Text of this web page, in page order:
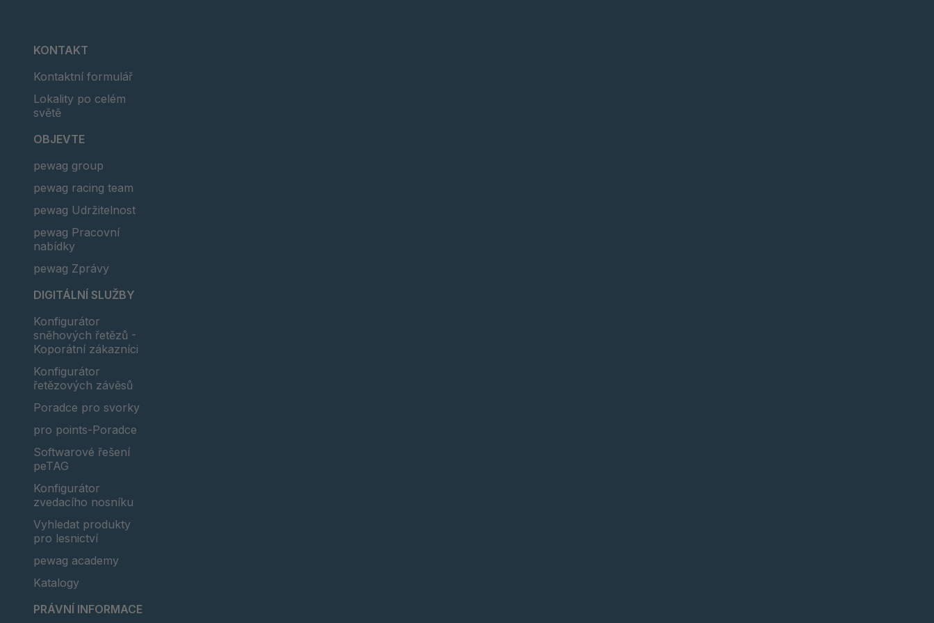
KONTAKT
Kontaktní formulář
Lokality po celém
světě
OBJEVTE
pewag group
pewag racing team
pewag Udržitelnost
pewag Pracovní
nabídky
pewag Zprávy
DIGITÁLNÍ SLUŽBY
Konfigurátor
sněhových řetězů -
Koporátní zákazníci
Konfigurátor
řetězových závěsů
Poradce pro svorky
pro points-Poradce
Softwarové řešení
peTAG
Konfigurátor
zvedacího nosníku
Vyhledat produkty
pro lesnictví
pewag academy
Katalogy
PRÁVNÍ INFORMACE